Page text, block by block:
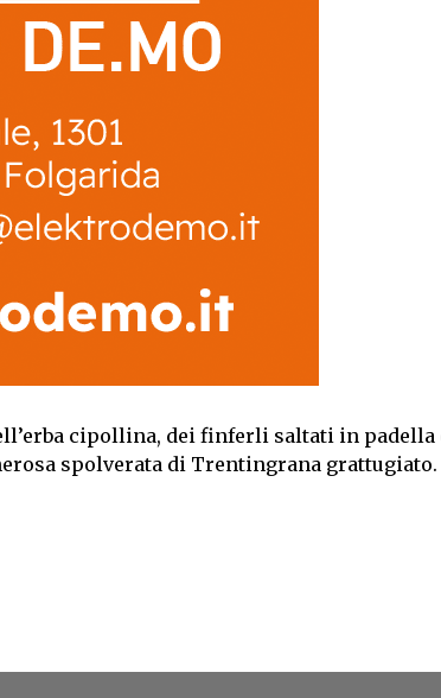
cipollina, dei finferli saltati in padella
spolverata di Trentingrana grattugiato.